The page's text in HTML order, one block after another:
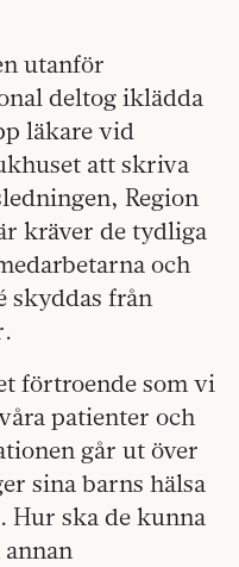
utanför
deltog iklädda
läkare vid
att skriva
Region
kräver de tydliga
och
skyddas från
förtroende som vi
patienter och
går ut över
sina barns hälsa
Hur ska de kunna